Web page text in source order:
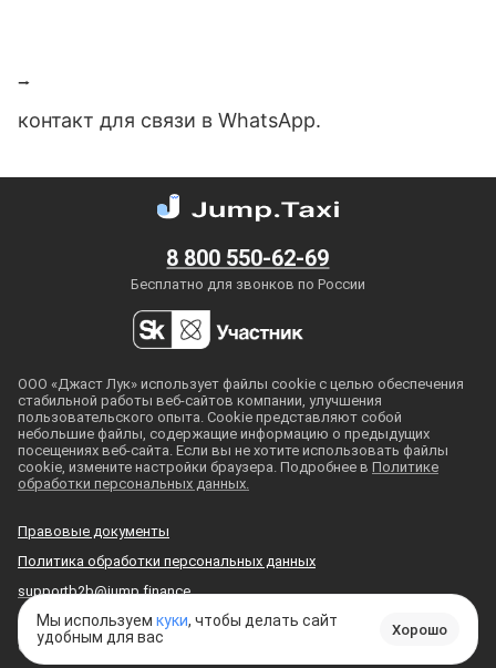
Мы используем куки, чтобы делать сайт
удобным для вас
Хорошо
⭢
контакт для связи в WhatsApp.
8 800 550-62-69
Бесплатно для звонков по России
ООО «Джаст Лук» использует файлы cookie с целью обеспечения
стабильной работы веб-сайтов компании, улучшения
пользовательского опыта. Cookie представляют собой
небольшие файлы, содержащие информацию о предыдущих
посещениях веб-сайта . Если вы не хотите использовать файлы
cookie, измените настройки браузера. Подробнее в Политике
обработки персональных данных.
Правовые документы
Политика обработки персональных данных
supportb2b@jump.finance
© 2018— 2026 , ООО «Джаст Лук»